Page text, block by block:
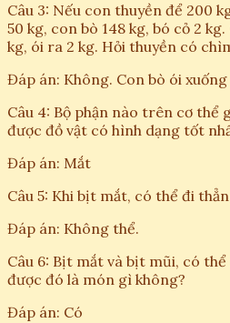
Câu 3: Nếu con thuyền để 200
50 kg, con bò 148 kg, bó cỏ 2
kg, ói ra 2 kg. Hỏi thuyền có
Đáp án: Không. Con bò ói
Câu 4: Bộ phận nào trên cơ thể
được đồ vật có hình dạng tốt
Đáp án: Mắt
Câu 5: Khi bịt mắt, có thể đi
Đáp án: Không thể.
Câu 6: Bịt mắt và bịt mũi, có
được đó là món gì không?
Đáp án: Có